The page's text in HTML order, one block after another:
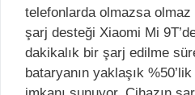
telefonlarda olmazsa olmaz
şarj desteği Xiaomi Mi
dakikalık bir şarj edilme
bataryanın yaklaşık